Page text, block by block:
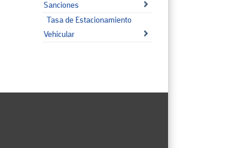
Sanciones
Tasa de Estacionamiento
Vehicular